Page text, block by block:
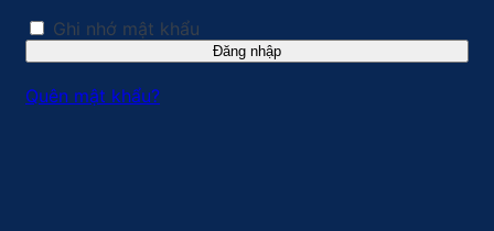
Ghi nhớ mật khẩu
Đăng nhập
Quên mật khẩu?